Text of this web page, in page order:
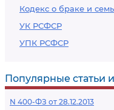
Кодекс о браке и
УК РСФСР
УПК РСФСР
Популярные статьи
N 400-ФЗ от 28.12.2013